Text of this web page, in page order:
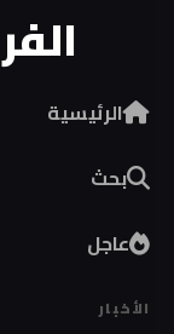
الفر
الرئيسية
بحث
عاجل
الأخبار